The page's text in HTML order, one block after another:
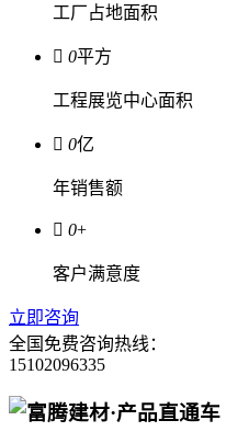
工厂占地面积
 0平方
工程展览中心面积
 0亿
年销售额
 0+
客户满意度
立即咨询
全国免费咨询热线：
15102096335